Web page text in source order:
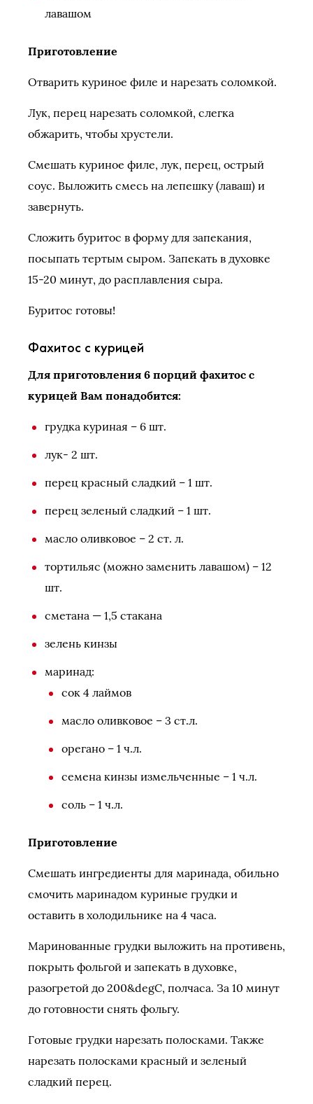
лавашом
Приготовление
Отварить куриное филе и нарезать соломкой.
Лук, перец нарезать соломкой, слегка
обжарить, чтобы хрустели.
Смешать куриное филе, лук, перец, острый
соус. Выложить смесь на лепешку (лаваш) и
завернуть.
Сложить буритос в форму для запекания,
посыпать тертым сыром. Запекать в духовке
15-20 минут, до расплавления сыра.
Буритос готовы!
Фахитос с курицей
Для приготовления 6 порций фахитос с
курицей Вам понадобится:
грудка куриная – 6 шт.
лук- 2 шт.
перец красный сладкий – 1 шт.
перец зеленый сладкий – 1 шт.
масло оливковое – 2 ст. л.
тортильяс (можно заменить лавашом) – 12
шт.
сметана — 1,5 стакана
зелень кинзы
маринад:
сок 4 лаймов
масло оливковое – 3 ст.л.
орегано – 1 ч.л.
семена кинзы измельченные – 1 ч.л.
соль – 1 ч.л.
Приготовление
Смешать ингредиенты для маринада, обильно
смочить маринадом куриные грудки и
оставить в холодильнике на 4 часа.
Маринованные грудки выложить на противень,
покрыть фольгой и запекать в духовке,
разогретой до 200&degС, полчаса. За 10 минут
до готовности снять фольгу.
Готовые грудки нарезать полосками. Также
нарезать полосками красный и зеленый
сладкий перец.